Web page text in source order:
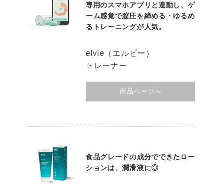
専用のスマホアプリと連動し、ゲ
ーム感覚で膣圧を締める・ゆるめ
るトレーニングが人気。
elvie（エルビー）
トレーナー
商品ページへ
食品グレードの成分でできたロー
ションは、潤滑液に◎